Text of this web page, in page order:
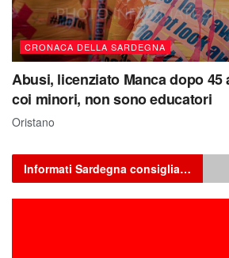
CRONACA DELLA SARDEGNA
Abusi, licenziato Manca dopo 45
coi minori, non sono educatori
Oristano
Informati Sardegna consiglia…